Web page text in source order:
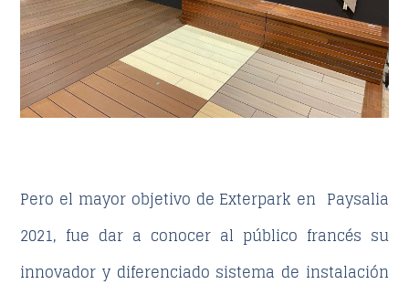
Pero el mayor objetivo de Exterpark en Paysalia
2021, fue dar a conocer al público francés su
innovador y diferenciado sistema de instalación